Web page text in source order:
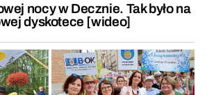
nocy w Decznie. Tak było na
dyskotece [wideo]